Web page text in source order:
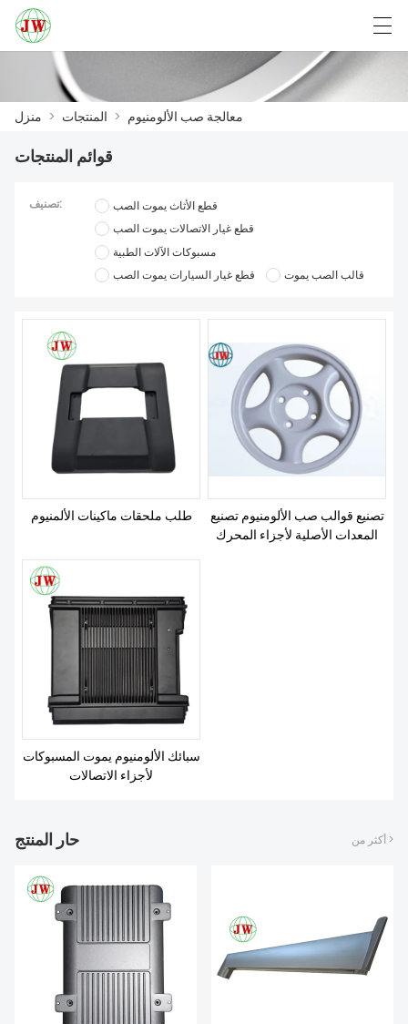
المنتجات
مصنع العرض
الاتصال بنا
معلومات عنا
العربية Deutsch English
منزل > المنتجات > معالجة صب الألومنيوم
قوائم المنتجات
تصنيف:
قطع الأثاث يموت الصب
قطع غيار الاتصالات يموت الصب
مسبوكات الآلات الطبية
قطع غيار السيارات يموت الصب
قالب الصب يموت
طلب ملحقات ماكينات الألمنيوم
تصنيع قوالب صب الألومنيوم تصنيع
المعدات الأصلية لأجزاء المحرك
سبائك الألومنيوم يموت المسبوكات
لأجزاء الاتصالات
حار المنتج أكثر من >